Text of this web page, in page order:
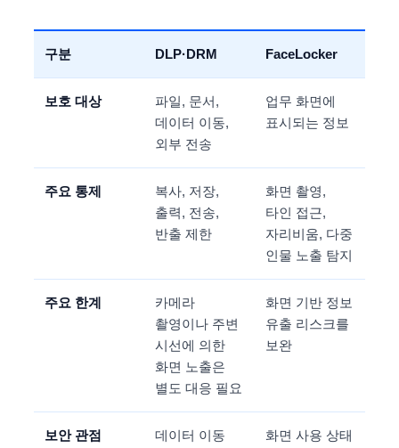
구분 DLP·DRM FaceLocker
보호 대상
파일, 문서,
데이터 이동,
외부 전송
업무 화면에
표시되는 정보
주요 통제
복사, 저장,
출력, 전송,
반출 제한
화면 촬영,
타인 접근,
자리비움, 다중
인물 노출 탐지
주요 한계
카메라
촬영이나 주변
시선에 의한
화면 노출은
별도 대응 필요
화면 기반 정보
유출 리스크를
보완
보안 관점
데이터 이동
화면 사용 상태